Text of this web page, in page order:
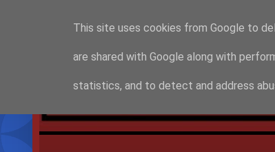
This site uses cookies from Google to
are shared with Google along with
statistics, and to detect and address